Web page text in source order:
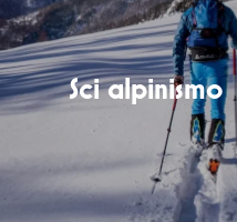
Sci alpinismo